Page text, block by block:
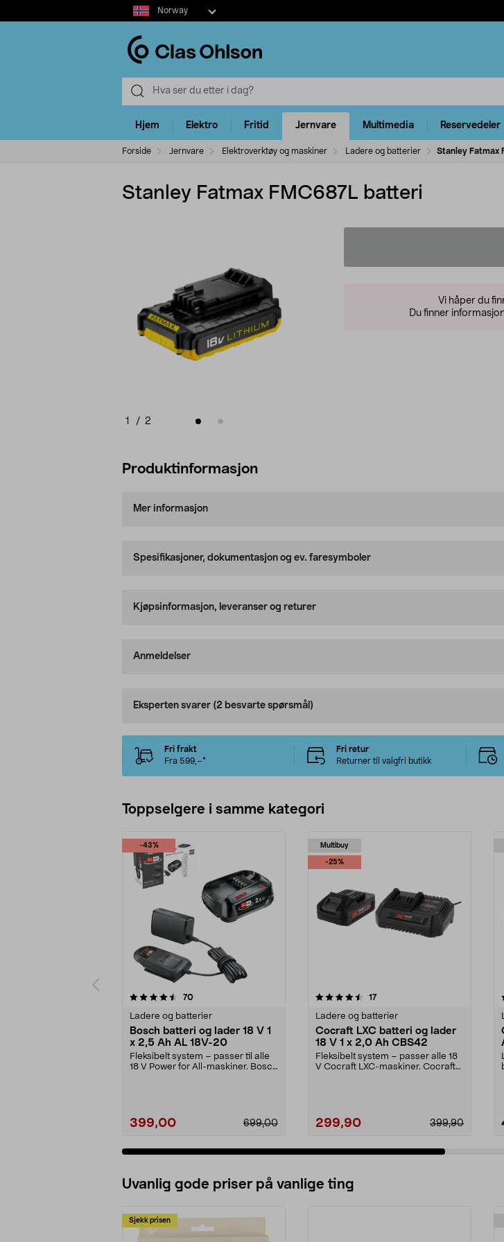
Select
market
Norway
Hjem Elektro Fritid Jernvare Multimedia Reservedeler
Forside Jernvare Elektroverktøy og maskiner Ladere og batterier Stanley Fatmax
Stanley Fatmax FMC687L batteri
1 / 2
Vi håper du
Du finner
Produktinformasjon
Mer informasjon
Spesifikasjoner, dokumentasjon og ev. faresymboler
Kjøpsinformasjon, leveranser og returer
Anmeldelser
Eksperten svarer (2 besvarte spørsmål)
Fri frakt
Fra 599,–*
Fri retur
Returner til valgfri butikk
Toppselgere i samme kategori
-43%
70anmeldelser
Ladere og batterier
Bosch batteri og lader 18 V 1
x 2,5 Ah AL 18V-20
Fleksibelt system – passer til alle
18 V Power for All-maskiner. Bosch
399,00 699,00
Multibuy
-25%
4.5 av 5 stjerner 17anmeldelser
Ladere og batterier
Cocraft LXC batteri og lader
18 V 1 x 2,0 Ah CBS42
Fleksibelt system – passer alle 18
V Cocraft LXC-maskiner. Cocraft
299,90 399,90
4.5 av 5 stjerner
Uvanlig gode priser på vanlige ting
Sjekk prisen